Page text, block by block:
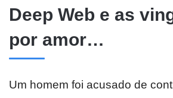
Deep Web e as
por amor…
Um homem foi acusado de